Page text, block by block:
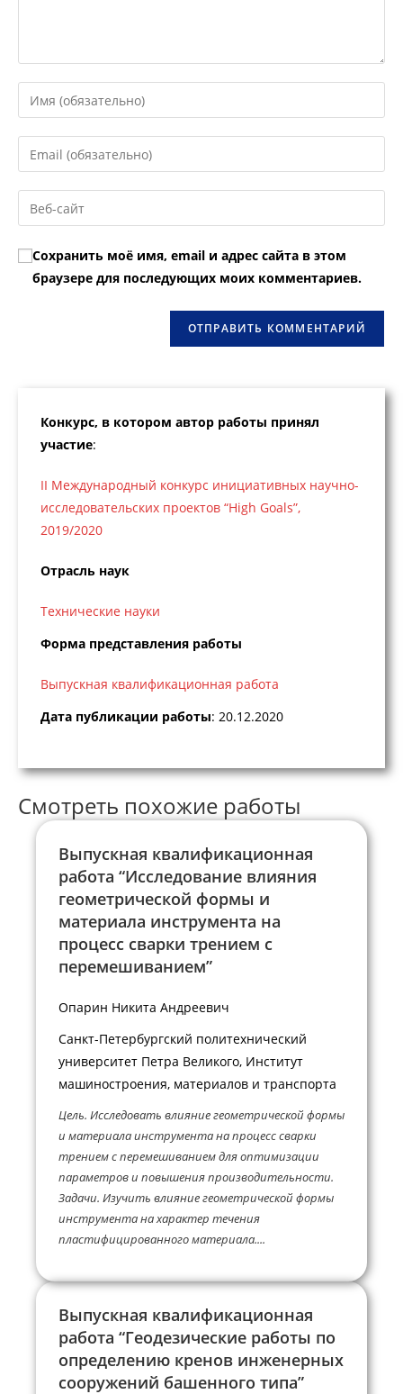
Введите
свое
имя
или
пользователя,
чтобы
прокомментировать
Введите
свой
email-
адрес,
прокомментировать
Введите
URL
вашего
веб-
сайта
Сохранить моё имя, email и адрес сайта в этом
браузере для последующих моих комментариев.
Конкурс, в котором автор работы принял
участие:
II Международный конкурс инициативных научно-
исследовательских проектов “High Goals”,
2019/2020
Отрасль наук
Технические науки
Форма представления работы
Выпускная квалификационная работа
Дата публикации работы: 20.12.2020
Смотреть похожие работы
Выпускная квалификационная
работа “Исследование влияния
геометрической формы и
материала инструмента на
процесс сварки трением с
перемешиванием”
Опарин Никита Андреевич
Санкт-Петербургский политехнический
университет Петра Великого, Институт
машиностроения, материалов и транспорта
Цель. Исследовать влияние геометрической формы
и материала инструмента на процесс сварки
трением с перемешиванием для оптимизации
параметров и повышения производительности.
Задачи. Изучить влияние геометрической формы
инструмента на характер течения
пластифицированного материала....
Выпускная квалификационная
работа “Геодезические работы по
определению кренов инженерных
сооружений башенного типа”